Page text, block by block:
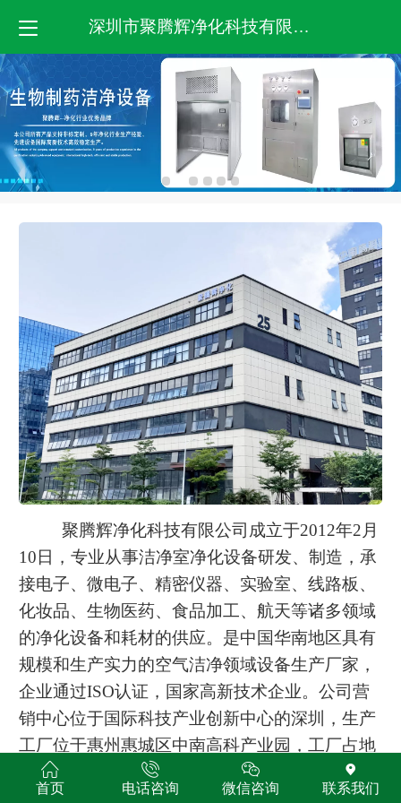
深圳市聚腾辉净化科技有限公司
聚腾辉净化科技有限公司成立于2012年2月
10日，专业从事洁净室净化设备研发、制造，承
接电子、微电子、精密仪器、实验室、线路板、
化妆品、生物医药、食品加工、航天等诸多领域
的净化设备和耗材的供应。是中国华南地区具有
规模和生产实力的空气洁净领域设备生产厂家，
企业通过ISO认证，国家高新技术企业。公司营
销中心位于国际科技产业创新中心的深圳，生产
工厂位于惠州惠城区中南高科产业园，工厂占地
面积8000平米。
主营产品：一、 VHP过氧化氢传递窗、负压
首页 电话咨询 微信咨询 联系我们